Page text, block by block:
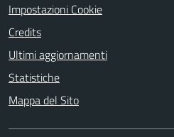
Impostazioni Cookie
Credits
Ultimi aggiornamenti
Statistiche
Mappa del Sito